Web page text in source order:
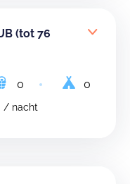
(tot 76
0
0
/ nacht